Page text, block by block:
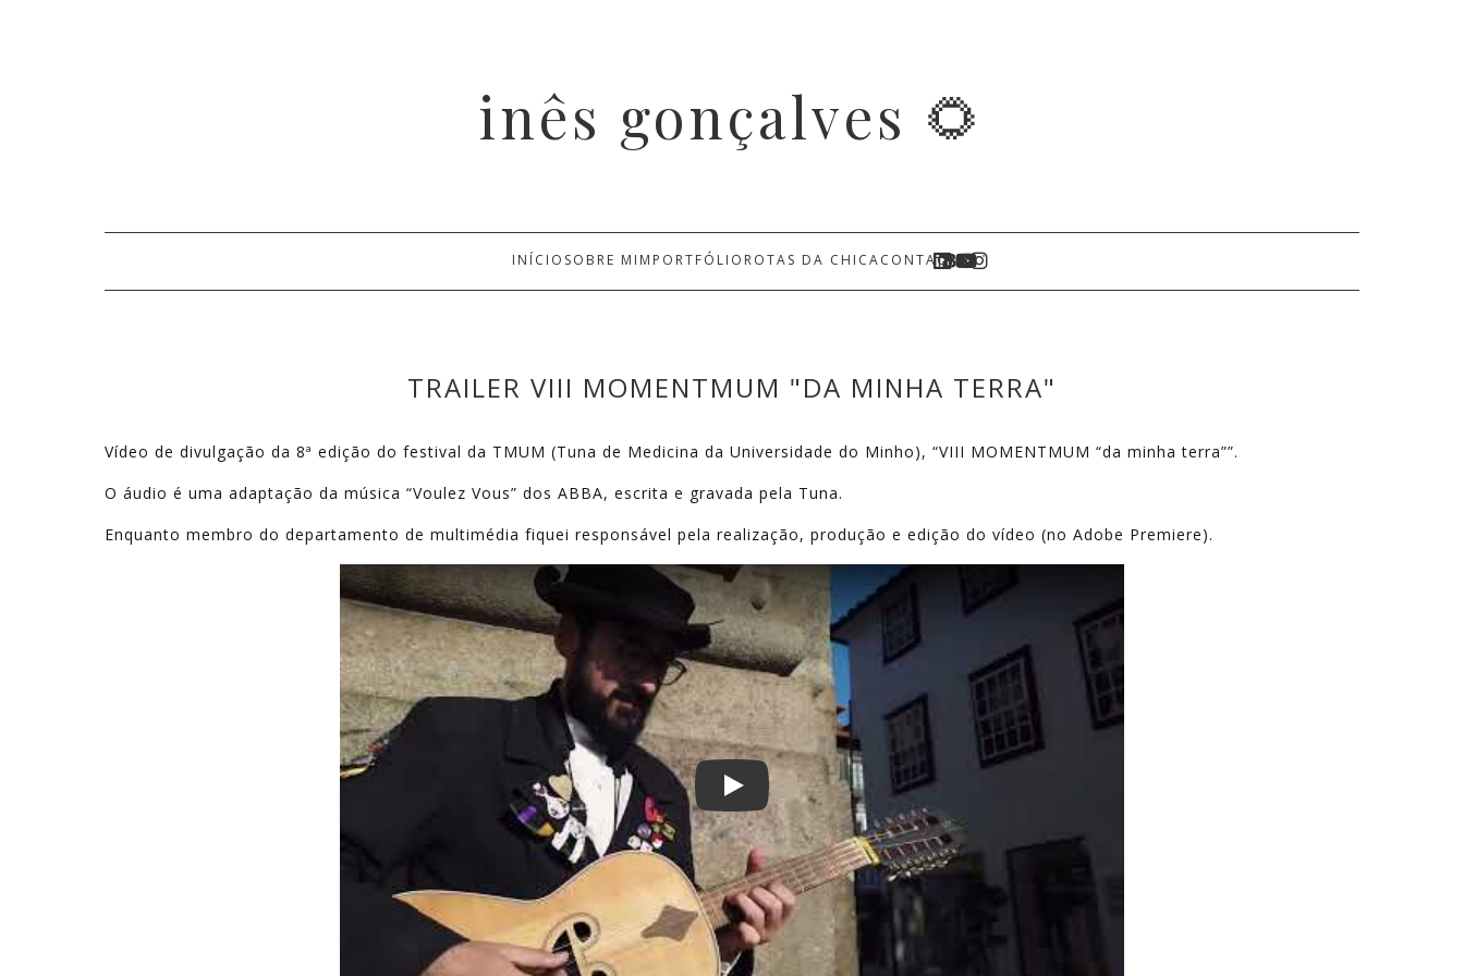
inês gonçalves 🌻
INÍCIO SOBRE MIM PORTFÓLIO ROTAS DA CHICACONTACTO
TRAILER VIII MOMENTMUM "DA MINHA TERRA"
Vídeo de divulgação da 8ª edição do festival da TMUM (Tuna de Medicina da Universidade do Minho), “VIII MOMENTMUM “da minha terra””.
O áudio é uma adaptação da música “Voulez Vous” dos ABBA, escrita e gravada pela Tuna.
Enquanto membro do departamento de multimédia fiquei responsável pela realização, produção e edição do vídeo (no Adobe Premiere).
Play